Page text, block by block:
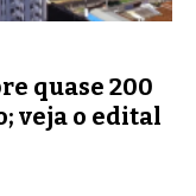
quase 200
veja o edital